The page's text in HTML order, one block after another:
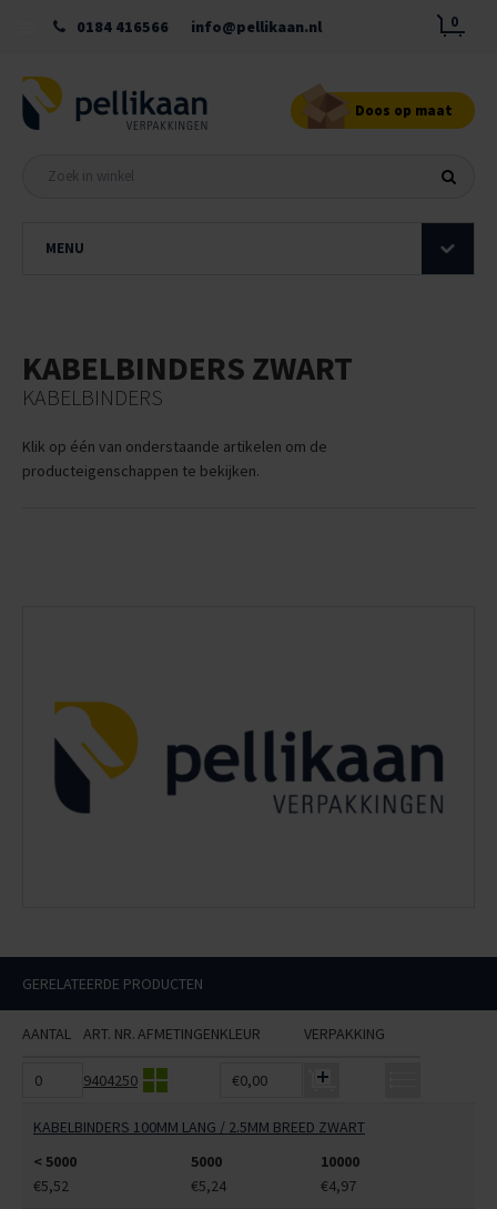
0184 416566 info@pellikaan.nl 0
Doos op maat
MENU
KABELBINDERS ZWART
KABELBINDERS
Klik op één van onderstaande artikelen om de
producteigenschappen te bekijken.
GERELATEERDE PRODUCTEN
AANTAL ART. NR.AFMETINGENKLEUR VERPAKKING
9404250 €0,00
KABELBINDERS 100MM LANG / 2.5MM BREED ZWART
< 5000
5000
10000
€5,52
€5,24 €4,97